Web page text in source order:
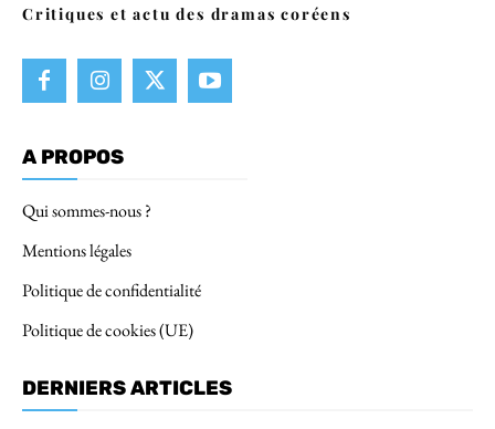
Critiques et actu des dramas coréens
A PROPOS
Qui sommes-nous ?
Mentions légales
Politique de confidentialité
Politique de cookies (UE)
DERNIERS ARTICLES